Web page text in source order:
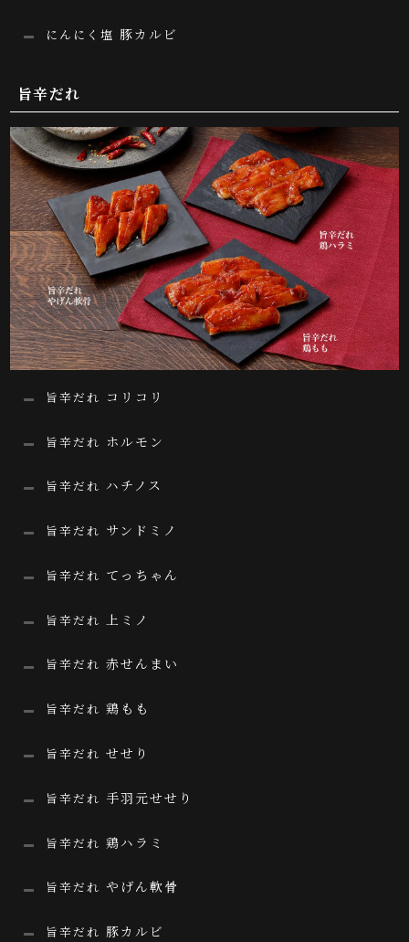
にんにく塩 豚カルビ
旨辛だれ
旨辛だれ コリコリ
旨辛だれ ホルモン
旨辛だれ ハチノス
旨辛だれ サンドミノ
旨辛だれ てっちゃん
旨辛だれ 上ミノ
旨辛だれ 赤せんまい
旨辛だれ 鶏もも
旨辛だれ せせり
旨辛だれ 手羽元せせり
旨辛だれ 鶏ハラミ
旨辛だれ やげん軟骨
旨辛だれ 豚カルビ